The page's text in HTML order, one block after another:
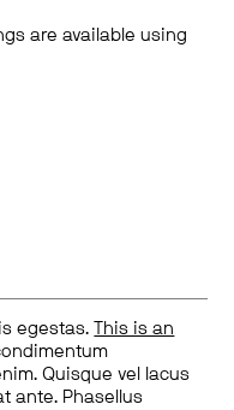
are available using
egestas.
This is an
Quisque vel lacus
ante. Phasellus